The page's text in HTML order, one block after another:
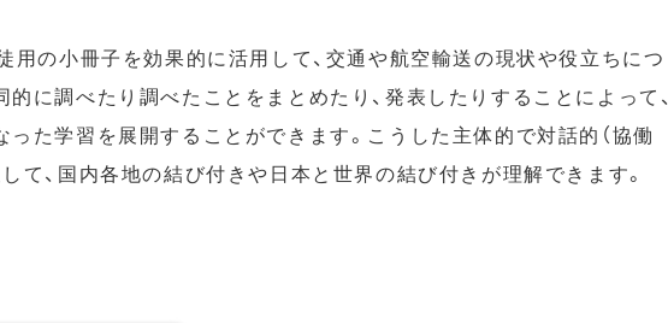
用の小冊子を効果的に活用して、交通や航空輸送の現状や役立ちにつ
的に調べたり調べたことをまとめたり、発表したりすることによって、
った学習を展開することができます。こうした主体的で対話的（協働
て、国内各地の結び付きや日本と世界の結び付きが理解できます。